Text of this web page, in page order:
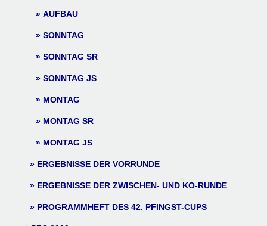
AUFBAU
SONNTAG
SONNTAG SR
SONNTAG JS
MONTAG
MONTAG SR
MONTAG JS
ERGEBNISSE DER VORRUNDE
ERGEBNISSE DER ZWISCHEN- UND KO-RUNDE
PROGRAMMHEFT DES 42. PFINGST-CUPS